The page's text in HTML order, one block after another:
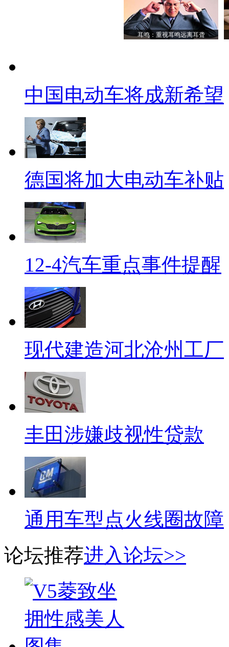
耳鸣：重视耳鸣远离耳聋
中国电动车将成新希望
德国将加大电动车补贴
12-4汽车重点事件提醒
现代建造河北沧州工厂
丰田涉嫌歧视性贷款
通用车型点火线圈故障
论坛推荐进入论坛>>